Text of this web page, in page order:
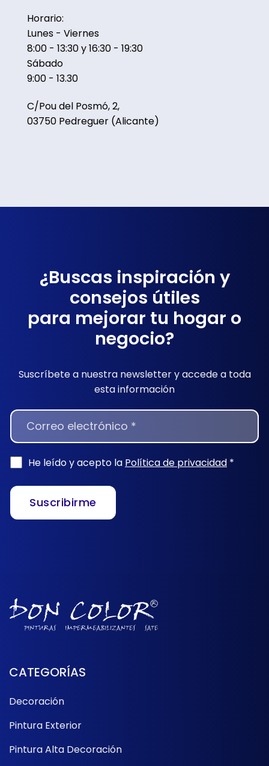
Horario:
Lunes - Viernes
8:00 - 13:30 y 16:30 - 19:30
Sábado
9:00 - 13.30
C/Pou del Posmó, 2,
03750 Pedreguer (Alicante)
¿Buscas inspiración y
consejos útiles
para mejorar tu hogar o
negocio?
Suscríbete a nuestra newsletter y accede a toda
esta información
NEWSLETTER
He leído y acepto la Política de privacidad *
Suscribirme
CATEGORÍAS
Decoración
Pintura Exterior
Pintura Alta Decoración